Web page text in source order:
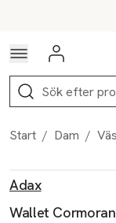
Hoppa till
Logga in
Sök
Start / Dam /
Adax
Wallet